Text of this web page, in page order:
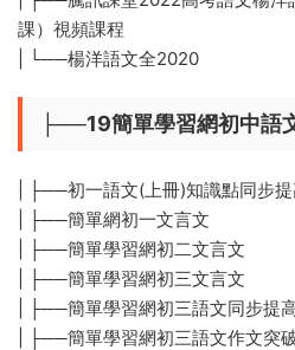
課）視頻課程
| └──楊洋語文全2020
├──19簡單學習網初中語
| ├──初一語文(上冊)知識點同步
| ├──簡單網初一文言文
| ├──簡單學習網初二文言文
| ├──簡單學習網初三文言文
| ├──簡單學習網初三語文同步提
| ├──簡單學習網初三語文作文突